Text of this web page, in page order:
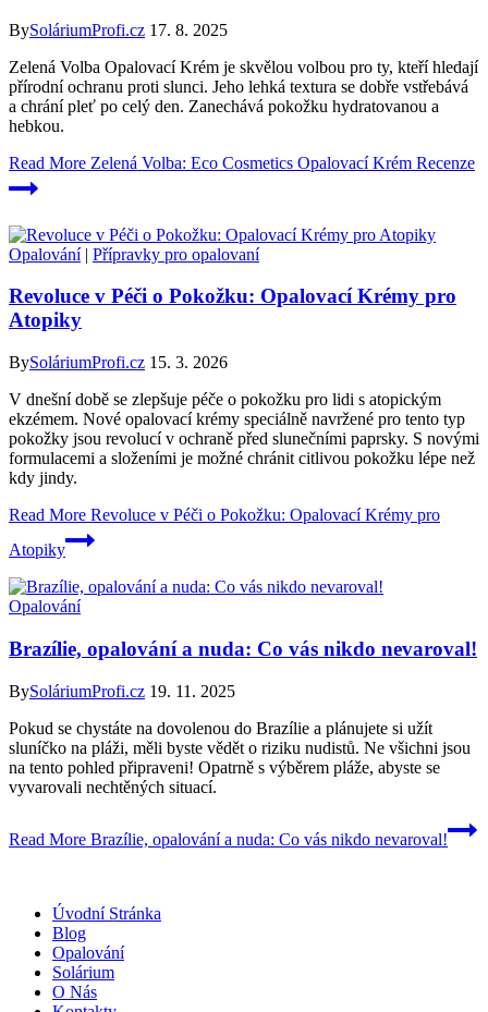
BySoláriumProfi.cz 17. 8. 2025
Zelená Volba Opalovací Krém je skvělou volbou pro ty, kteří hledají
přírodní ochranu proti slunci. Jeho lehká textura se dobře vstřebává
a chrání pleť po celý den. Zanechává pokožku hydratovanou a
hebkou.
Read More Zelená Volba: Eco Cosmetics Opalovací Krém Recenze
Opalování| Přípravky pro opalovaní
Revoluce v Péči o Pokožku: Opalovací Krémy pro
Atopiky
BySoláriumProfi.cz 15. 3. 2026
V dnešní době se zlepšuje péče o pokožku pro lidi s atopickým
ekzémem. Nové opalovací krémy speciálně navržené pro tento typ
pokožky jsou revolucí v ochraně před slunečními paprsky. S novými
formulacemi a složeními je možné chránit citlivou pokožku lépe než
kdy jindy.
Read More Revoluce v Péči o Pokožku: Opalovací Krémy pro
Atopiky
Opalování
Brazílie, opalování a nuda: Co vás nikdo nevaroval!
BySoláriumProfi.cz 19. 11. 2025
Pokud se chystáte na dovolenou do Brazílie a plánujete si užít
sluníčko na pláži, měli byste vědět o riziku nudistů. Ne všichni jsou
na tento pohled připraveni! Opatrně s výběrem pláže, abyste se
vyvarovali nechtěných situací.
Read More Brazílie, opalování a nuda: Co vás nikdo nevaroval!
Úvodní Stránka
Blog
Opalování
Solárium
O Nás